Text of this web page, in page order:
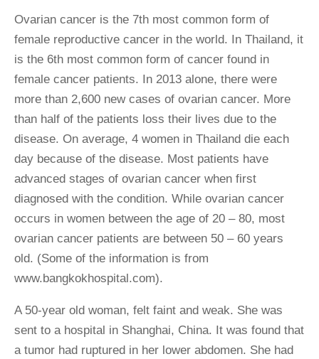
Ovarian cancer is the 7th most common form of
female reproductive cancer in the world. In Thailand, it
is the 6th most common form of cancer found in
female cancer patients. In 2013 alone, there were
more than 2,600 new cases of ovarian cancer. More
than half of the patients loss their lives due to the
disease. On average, 4 women in Thailand die each
day because of the disease. Most patients have
advanced stages of ovarian cancer when first
diagnosed with the condition. While ovarian cancer
occurs in women between the age of 20 – 80, most
ovarian cancer patients are between 50 – 60 years
old. (Some of the information is from
www.bangkokhospital.com).
A 50-year old woman, felt faint and weak. She was
sent to a hospital in Shanghai, China. It was found that
a tumor had ruptured in her lower abdomen. She had